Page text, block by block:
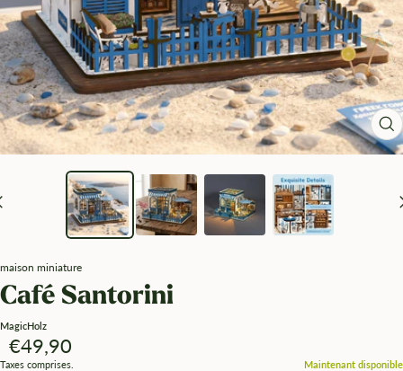
maison miniature
Café Santorini
MagicHolz
Angebotspreis
€49,90
Taxes comprises.
Maintenant disponible